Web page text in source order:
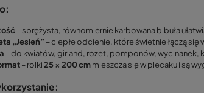
– sprężysta, równomiernie karbowana bibuła
„Jesień” – ciepłe odcienie, które świetnie łączą się
– do kwiatów, girland, rozet, pomponów, wycinanek,
– rolki25 × 200 cmmieszczą się w plecaku i są